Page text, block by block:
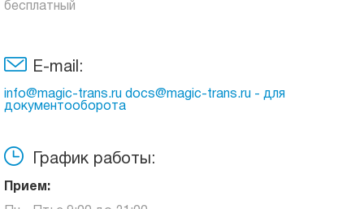
бесплатный
E-mail:
info@magic-trans.ru docs@magic-trans.ru - для
документооборота
График работы:
Прием: